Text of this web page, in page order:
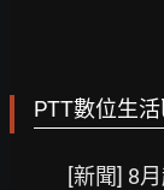
PTT數位生
[新聞] 8